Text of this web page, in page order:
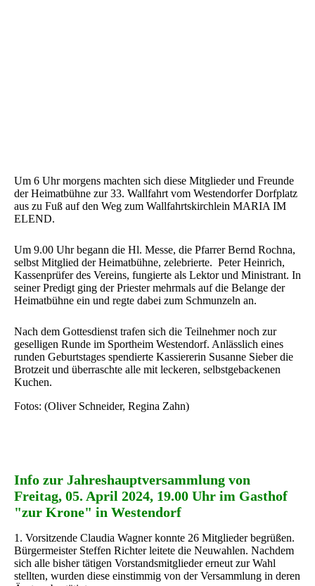
Um 6 Uhr morgens machten sich diese Mitglieder und Freunde
der Heimatbühne zur 33. Wallfahrt vom Westendorfer Dorfplatz
aus zu Fuß auf den Weg zum Wallfahrtskirchlein MARIA IM
ELEND.
Um 9.00 Uhr begann die Hl. Messe, die Pfarrer Bernd Rochna,
selbst Mitglied der Heimatbühne, zelebrierte. Peter Heinrich,
Kassenprüfer des Vereins, fungierte als Lektor und Ministrant. In
seiner Predigt ging der Priester mehrmals auf die Belange der
Heimatbühne ein und regte dabei zum Schmunzeln an.
Nach dem Gottesdienst trafen sich die Teilnehmer noch zur
geselligen Runde im Sportheim Westendorf. Anlässlich eines
runden Geburtstages spendierte Kassiererin Susanne Sieber die
Brotzeit und überraschte alle mit leckeren, selbstgebackenen
Kuchen.
Fotos: (Oliver Schneider, Regina Zahn)
Info zur Jahreshauptversammlung von
Freitag, 05. April 2024, 19.00 Uhr im Gasthof
"zur Krone" in Westendorf
1. Vorsitzende Claudia Wagner konnte 26 Mitglieder begrüßen.
Bürgermeister Steffen Richter leitete die Neuwahlen. Nachdem
sich alle bisher tätigen Vorstandsmitglieder erneut zur Wahl
stellten, wurden diese einstimmig von der Versammlung in deren